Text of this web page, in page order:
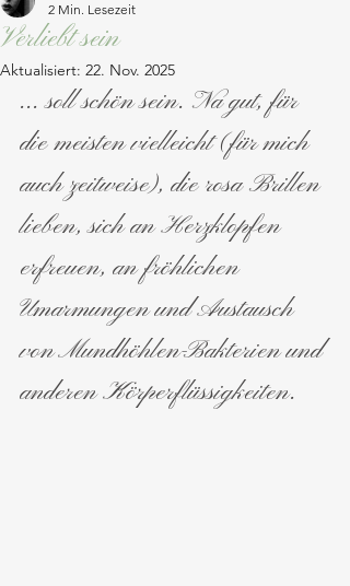
Verliebt sein
2 Min. Lesezeit
Aktualisiert: 22. Nov. 2025
... soll schön sein. Na gut, für
die meisten vielleicht (für mich
auch zeitweise), die rosa Brillen
lieben, sich an Herzklopfen
erfreuen, an fröhlichen
Umarmungen und Austausch
von Mundhöhlen-Bakterien und
anderen Körperflüssigkeiten.